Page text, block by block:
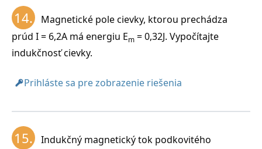
14.
Magnetické pole cievky, ktorou prechádza
prúd I = 6,2A má energiu Em = 0,32J. Vypočítajte
indukčnosť cievky.
Prihláste sa pre zobrazenie riešenia
15.
Indukčný magnetický tok podkovitého